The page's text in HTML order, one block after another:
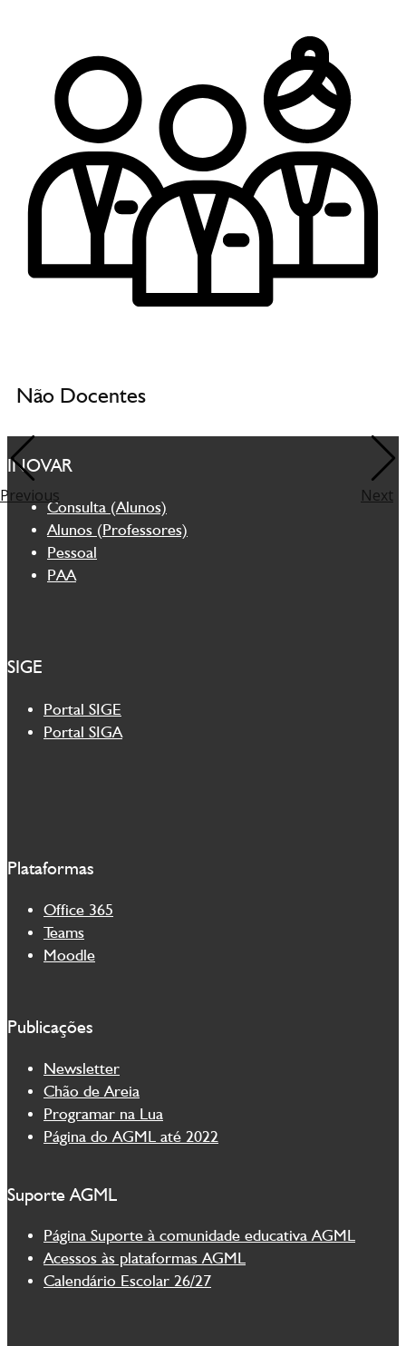
Não Docentes
Previous Next
INOVAR
Consulta (Alunos)
Alunos (Professores)
Pessoal
PAA
SIGE
Portal SIGE
Portal SIGA
Plataformas
Office 365
Teams
Moodle
Publicações
Newsletter
Chão de Areia
Programar na Lua
Página do AGML até 2022
Suporte AGML
Página Suporte à comunidade educativa AGML
Acessos às plataformas AGML
Calendário Escolar 26/27